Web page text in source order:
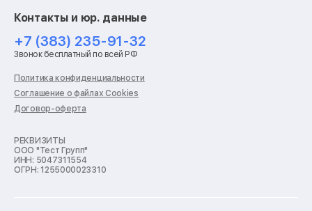
Ремонт роботов-пылесосов
Ремонт холодильников
Ремонт стиральных машин
Ремонт пылесосов
Ремонт варочных панелей
Ремонт духовых шкафов
Ремонт кондиционеров
Ремонт кухонных комбайнов
Ремонт морозильных камер
Ремонт отпаривателей
Ремонт плоттеров
Контакты и юр. данные
+7 (383) 235-91-32
Звонок бесплатный по всей РФ
Политика конфиденциальности
Соглашение о файлах Cookies
Договор-оферта
РЕКВИЗИТЫ
ООО "Тест Групп"
ИНН: 5047311554
ОГРН: 1255000023310